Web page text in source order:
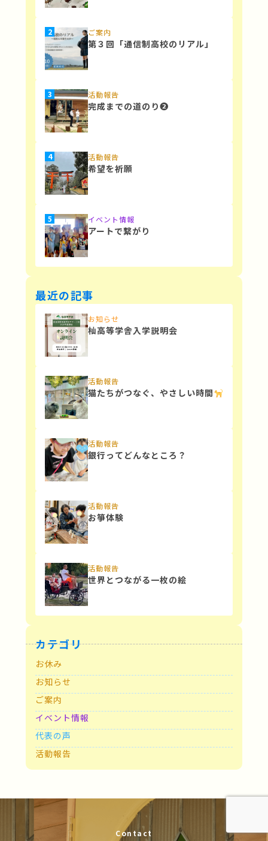
ご案内
第３回「通信制高校のリアル」
活動報告
完成までの道のり❷
活動報告
希望を祈願
イベント情報
アートで繋がり
最近の記事
お知らせ
杣高等学舎入学説明会
活動報告
猫たちがつなぐ、やさしい時間
活動報告
銀行ってどんなところ？
活動報告
お箏体験
活動報告
世界とつながる一枚の絵
カテゴリ
お休み
お知らせ
ご案内
イベント情報
代表の声
活動報告
Contact